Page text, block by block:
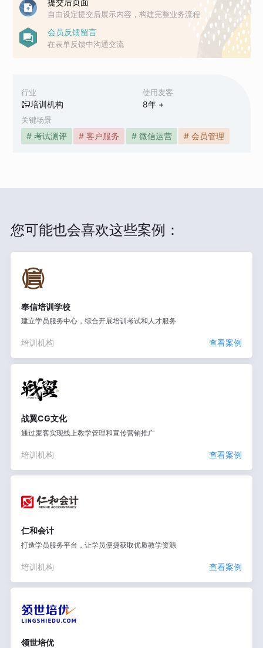
行业
培训机构
使用麦客
8年 +
关键场景
# 考试测评 # 客户服务 # 微信运营 # 会员管理
自由设定提交后展示内容，构建完整业务流程
会员反馈留言
在表单反馈中沟通交流
您可能也会喜欢这些案例：
奉信培训学校
建立学员服务中心，综合开展培训考试和人才服务
培训机构 查看案例
战翼CG文化
通过麦客实现线上教学管理和宣传营销推广
培训机构 查看案例
仁和会计
打造学员服务平台，让学员便捷获取优质教学资源
培训机构 查看案例
领世培优